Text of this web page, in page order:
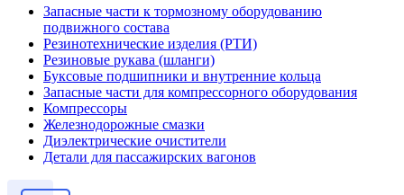
Запасные части к тормозному оборудованию
подвижного состава
Резинотехнические изделия (РТИ)
Резиновые рукава (шланги)
Буксовые подшипники и внутренние кольца
Запасные части для компрессорного оборудования
Компрессоры
Железнодорожные смазки
Диэлектрические очистители
Детали для пассажирских вагонов